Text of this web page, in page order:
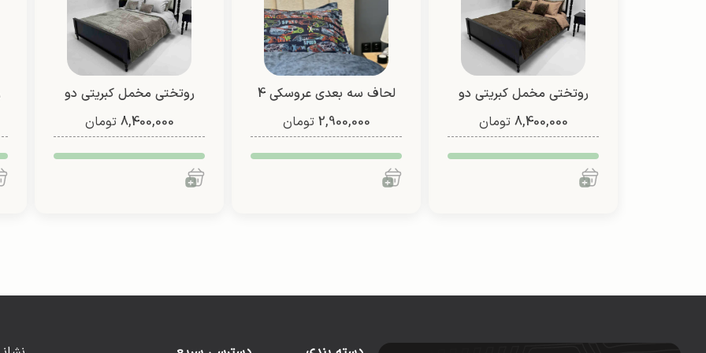
روتختی مخمل کبریتی دو
نفره (طرح 1)
8,400,000 تومان
لحاف سه بعدی عروسکی 4
تیکه (طرح 3)
2,900,000 تومان
روتختی مخمل کبریتی دو
نفره (طرح 4)
8,400,000 تومان